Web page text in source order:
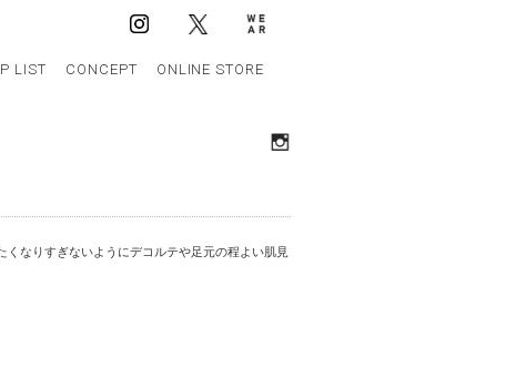
LIST CONCEPT ONLINE STORE
くなりすぎないようにデコルテや足元の程よい肌見